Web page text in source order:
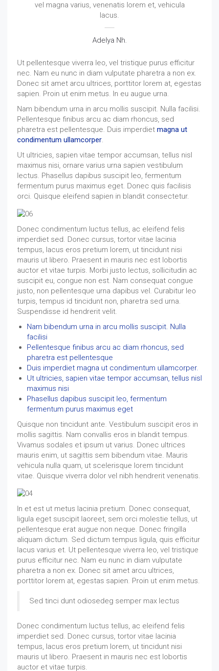
vel magna varius, venenatis lorem et, vehicula
lacus.
Adelya Nh.
Ut pellentesque viverra leo, vel tristique purus efficitur
nec. Nam eu nunc in diam vulputate pharetra a non ex.
Donec sit amet arcu ultrices, porttitor lorem at, egestas
sapien. Proin ut enim metus. In eu augue urna.
Nam bibendum urna in arcu mollis suscipit. Nulla facilisi.
Pellentesque finibus arcu ac diam rhoncus, sed
pharetra est pellentesque. Duis imperdiet magna ut
condimentum ullamcorper.
Ut ultricies, sapien vitae tempor accumsan, tellus nisl
maximus nisi, ornare varius urna sapien vestibulum
lectus. Phasellus dapibus suscipit leo, fermentum
fermentum purus maximus eget. Donec quis facilisis
orci. Quisque eleifend sapien in blandit consectetur.
Donec condimentum luctus tellus, ac eleifend felis
imperdiet sed. Donec cursus, tortor vitae lacinia
tempus, lacus eros pretium lorem, ut tincidunt nisi
mauris ut libero. Praesent in mauris nec est lobortis
auctor et vitae turpis. Morbi justo lectus, sollicitudin ac
suscipit eu, congue non est. Nam consequat congue
justo, non pellentesque urna dapibus vel. Curabitur leo
turpis, tempus id tincidunt non, pharetra sed urna.
Suspendisse id hendrerit velit.
Nam bibendum urna in arcu mollis suscipit. Nulla
facilisi
Pellentesque finibus arcu ac diam rhoncus, sed
pharetra est pellentesque
Duis imperdiet magna ut condimentum ullamcorper.
Ut ultricies, sapien vitae tempor accumsan, tellus nisl
maximus nisi
Phasellus dapibus suscipit leo, fermentum
fermentum purus maximus eget
Quisque non tincidunt ante. Vestibulum suscipit eros in
mollis sagittis. Nam convallis eros in blandit tempus.
Vivamus sodales et ipsum ut varius. Donec ultrices
mauris enim, ut sagittis sem bibendum vitae. Mauris
vehicula nulla quam, ut scelerisque lorem tincidunt
vitae. Quisque viverra dolor vel nibh hendrerit venenatis.
In et est ut metus lacinia pretium. Donec consequat,
ligula eget suscipit laoreet, sem orci molestie tellus, ut
pellentesque erat augue non neque. Donec fringilla
aliquam dictum. Sed dictum tempus ligula, quis efficitur
lacus varius et. Ut pellentesque viverra leo, vel tristique
purus efficitur nec. Nam eu nunc in diam vulputate
pharetra a non ex. Donec sit amet arcu ultrices,
porttitor lorem at, egestas sapien. Proin ut enim metus.
Sed tinci dunt odiosedeg semper max lectus
Donec condimentum luctus tellus, ac eleifend felis
imperdiet sed. Donec cursus, tortor vitae lacinia
tempus, lacus eros pretium lorem, ut tincidunt nisi
mauris ut libero. Praesent in mauris nec est lobortis
auctor et vitae turpis.